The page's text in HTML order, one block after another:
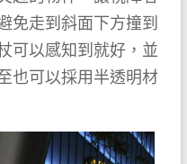
免走到斜面下方撞到
可以感知到就好，並
也可以採用半透明材